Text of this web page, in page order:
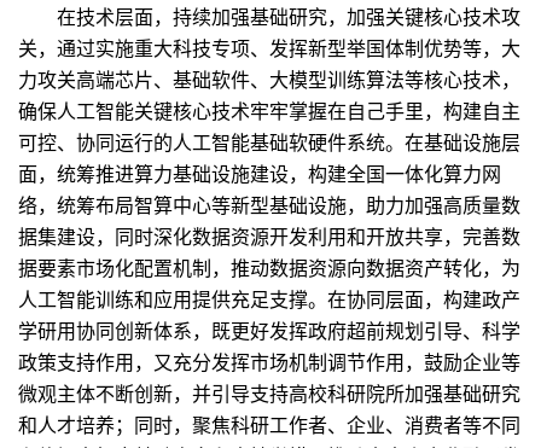
在技术层面，持续加强基础研究，加强关键核心技术攻
关，通过实施重大科技专项、发挥新型举国体制优势等，大
力攻关高端芯片、基础软件、大模型训练算法等核心技术，
确保人工智能关键核心技术牢牢掌握在自己手里，构建自主
可控、协同运行的人工智能基础软硬件系统。在基础设施层
面，统筹推进算力基础设施建设，构建全国一体化算力网
络，统筹布局智算中心等新型基础设施，助力加强高质量数
据集建设，同时深化数据资源开发利用和开放共享，完善数
据要素市场化配置机制，推动数据资源向数据资产转化，为
人工智能训练和应用提供充足支撑。在协同层面，构建政产
学研用协同创新体系，既更好发挥政府超前规划引导、科学
政策支持作用，又充分发挥市场机制调节作用，鼓励企业等
微观主体不断创新，并引导支持高校科研院所加强基础研究
和人才培养；同时，聚焦科研工作者、企业、消费者等不同